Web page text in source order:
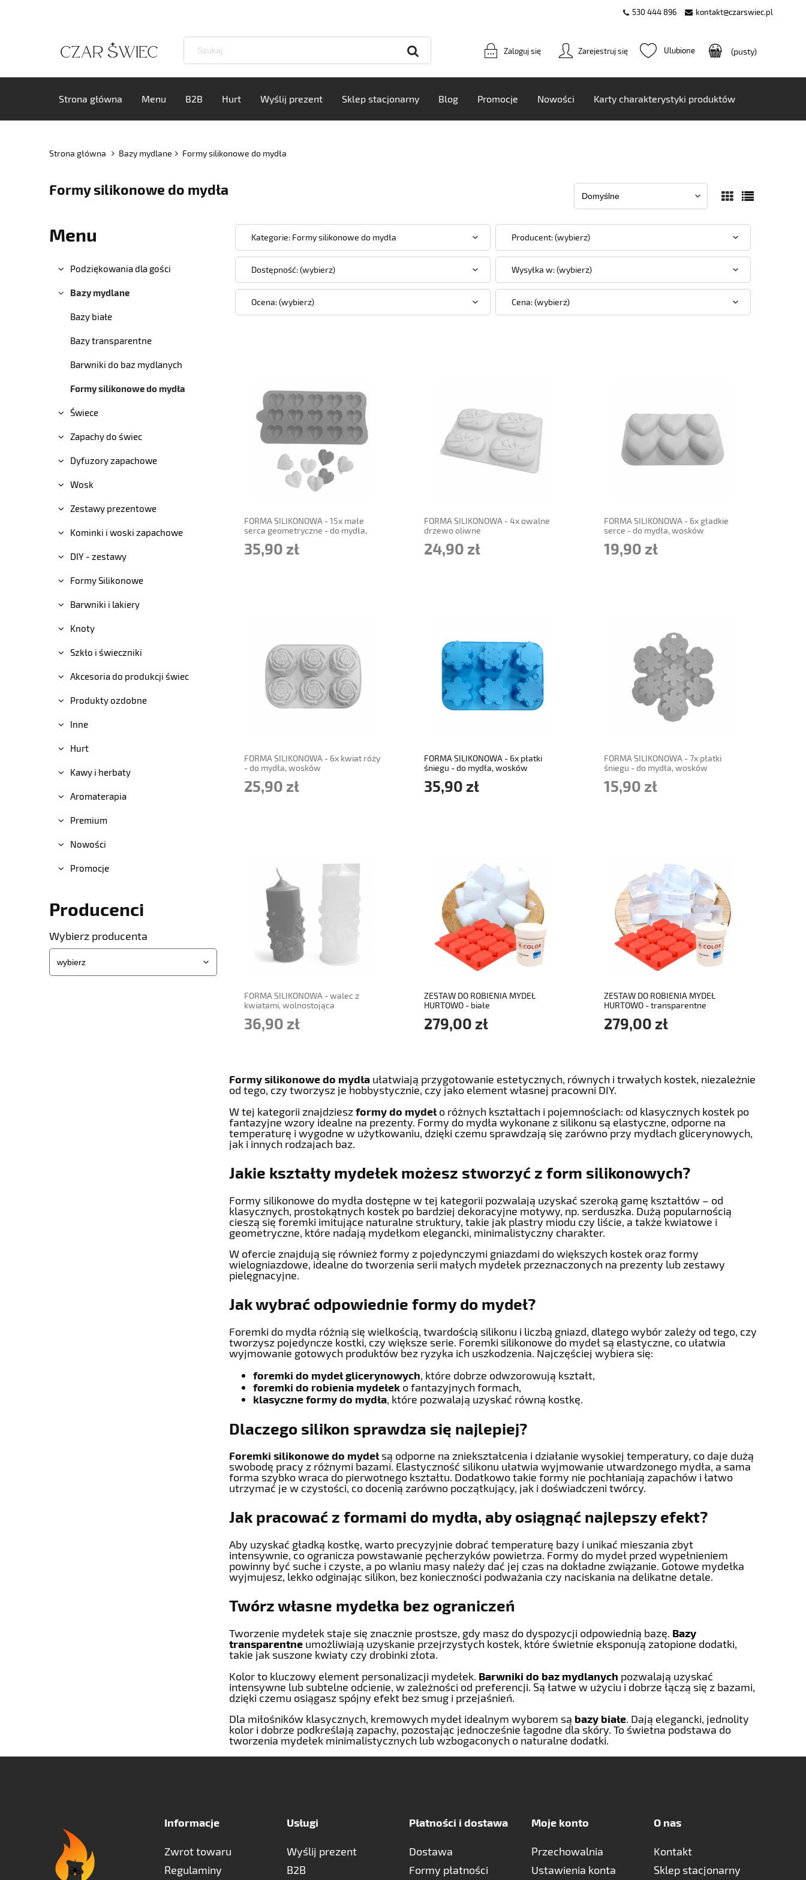
530 444 896 kontakt@czarswiec.pl
Zarejestruj się
Zaloguj się (pusty)
Strona główna Menu B2B Hurt Wyślij prezent Sklep stacjonarny Blog Promocje Nowości Karty charakterystyki produktów
Strona główna Bazy mydlane Formy silikonowe do mydła
Formy silikonowe do mydła
Menu
Podziękowania dla gości
Bazy mydlane
Bazy białe
Bazy transparentne
Barwniki do baz mydlanych
Formy silikonowe do mydła
Świece
Zapachy do świec
Dyfuzory zapachowe
Wosk
Zestawy prezentowe
Kominki i woski zapachowe
DIY - zestawy
Formy Silikonowe
Barwniki i lakiery
Knoty
Szkło i świeczniki
Akcesoria do produkcji świec
Produkty ozdobne
Inne
Hurt
Kawy i herbaty
Aromaterapia
Premium
Nowości
Promocje
Producenci
Wybierz producenta
Kategorie: Formy silikonowe do mydła Producent: (wybierz)
Dostępność: (wybierz) Wysyłka w: (wybierz)
Ocena: (wybierz) Cena: (wybierz)
FORMA SILIKONOWA - 15x małe
serca geometryczne - do mydła,
35,90 zł
powiadom o dostępności
FORMA SILIKONOWA - 4x owalne
drzewo oliwne
24,90 zł
FORMA SILIKONOWA - 6x gładkie
serce - do mydła, wosków
19,90 zł
FORMA SILIKONOWA - 6x kwiat róży
- do mydła, wosków
25,90 zł
FORMA SILIKONOWA - 6x płatki
śniegu - do mydła, wosków
35,90 zł
FORMA SILIKONOWA - 7x płatki
śniegu - do mydła, wosków
15,90 zł
powiadom o dostępności
FORMA SILIKONOWA - walec z
kwiatami, wolnostojąca
36,90 zł
powiadom o dostępności
ZESTAW DO ROBIENIA MYDEŁ
HURTOWO - białe
279,00 zł
do koszyka
ZESTAW DO ROBIENIA MYDEŁ
HURTOWO - transparentne
279,00 zł
do koszyka
Formy silikonowe do mydła ułatwiają przygotowanie estetycznych, równych i trwałych kostek, niezależnie
od tego, czy tworzysz je hobbystycznie, czy jako element własnej pracowni DIY.
W tej kategorii znajdzieszformy do mydeł o różnych kształtach i pojemnościach: od klasycznych kostek po
fantazyjne wzory idealne na prezenty. Formy do mydła wykonane z silikonu są elastyczne, odporne na
temperaturę i wygodne w użytkowaniu, dzięki czemu sprawdzają się zarówno przy mydłach glicerynowych,
jak i innych rodzajach baz.
Jakie kształty mydełek możesz stworzyć z form silikonowych?
Formy silikonowe do mydła dostępne w tej kategorii pozwalają uzyskać szeroką gamę kształtów – od
klasycznych, prostokątnych kostek po bardziej dekoracyjne motywy, np. serduszka. Dużą popularnością
cieszą się foremki imitujące naturalne struktury, takie jak plastry miodu czy liście, a także kwiatowe i
geometryczne, które nadają mydełkom elegancki, minimalistyczny charakter.
W ofercie znajdują się również formy z pojedynczymi gniazdami do większych kostek oraz formy
wielogniazdowe, idealne do tworzenia serii małych mydełek przeznaczonych na prezenty lub zestawy
pielęgnacyjne.
Jak wybrać odpowiednie formy do mydeł?
Foremki do mydła różnią się wielkością, twardością silikonu i liczbą gniazd, dlatego wybór zależy od tego, czy
tworzysz pojedyncze kostki, czy większe serie. Foremki silikonowe do mydeł są elastyczne, co ułatwia
wyjmowanie gotowych produktów bez ryzyka ich uszkodzenia. Najczęściej wybiera się:
foremki do mydeł glicerynowych, które dobrze odwzorowują kształt,
foremki do robienia mydełek o fantazyjnych formach,
klasyczne formy do mydła, które pozwalają uzyskać równą kostkę.
Dlaczego silikon sprawdza się najlepiej?
Foremki silikonowe do mydeł są odporne na zniekształcenia i działanie wysokiej temperatury, co daje dużą
swobodę pracy z różnymi bazami. Elastyczność silikonu ułatwia wyjmowanie utwardzonego mydła, a sama
forma szybko wraca do pierwotnego kształtu. Dodatkowo takie formy nie pochłaniają zapachów i łatwo
utrzymać je w czystości, co docenią zarówno początkujący, jak i doświadczeni twórcy.
Jak pracować z formami do mydła, aby osiągnąć najlepszy efekt?
Aby uzyskać gładką kostkę, warto precyzyjnie dobrać temperaturę bazy i unikać mieszania zbyt
intensywnie, co ogranicza powstawanie pęcherzyków powietrza. Formy do mydeł przed wypełnieniem
powinny być suche i czyste, a po wlaniu masy należy dać jej czas na dokładne związanie. Gotowe mydełka
wyjmujesz, lekko odginając silikon, bez konieczności podważania czy naciskania na delikatne detale.
Twórz własne mydełka bez ograniczeń
Tworzenie mydełek staje się znacznie prostsze, gdy masz do dyspozycji odpowiednią bazę. Bazy
transparentne umożliwiają uzyskanie przejrzystych kostek, które świetnie eksponują zatopione dodatki,
takie jak suszone kwiaty czy drobinki złota.
Kolor to kluczowy element personalizacji mydełek. Barwniki do baz mydlanych pozwalają uzyskać
intensywne lub subtelne odcienie, w zależności od preferencji. Są łatwe w użyciu i dobrze łączą się z bazami,
dzięki czemu osiągasz spójny efekt bez smug i przejaśnień.
Dla miłośników klasycznych, kremowych mydeł idealnym wyborem są bazy białe. Dają elegancki, jednolity
kolor i dobrze podkreślają zapachy, pozostając jednocześnie łagodne dla skóry. To świetna podstawa do
tworzenia mydełek minimalistycznych lub wzbogaconych o naturalne dodatki.
Informacje
Zwrot towaru
Regulaminy
Usługi
Wyślij prezent
B2B
Płatności i dostawa
Dostawa
Formy płatności
Moje konto
Przechowalnia
Ustawienia konta
O nas
Kontakt
Sklep stacjonarny